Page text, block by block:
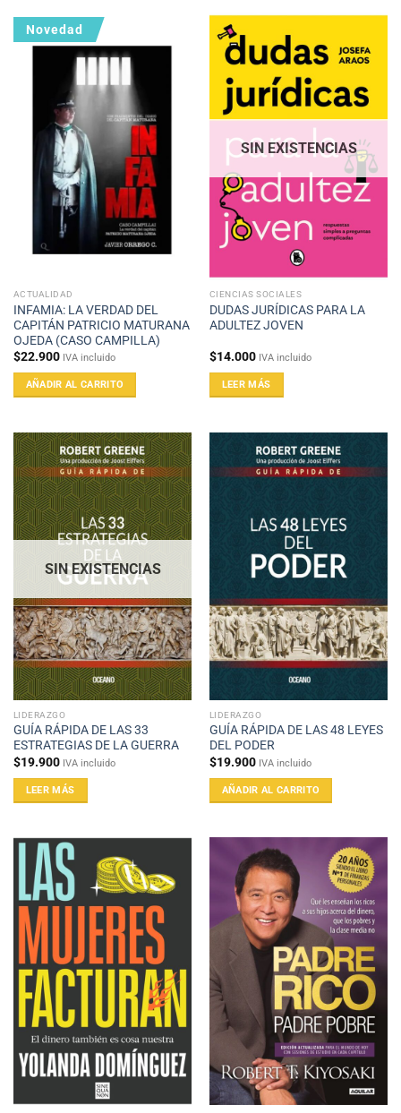
Novedad
ACTUALIDAD
INFAMIA: LA VERDAD DEL
CAPITÁN PATRICIO MATURANA
OJEDA (CASO CAMPILLA)
$22.900 IVA incluido
AÑADIR AL CARRITO
SIN EXISTENCIAS
CIENCIAS SOCIALES
DUDAS JURÍDICAS PARA LA
ADULTEZ JOVEN
$14.000 IVA incluido
LEER MÁS
SIN EXISTENCIAS
LIDERAZGO
GUÍA RÁPIDA DE LAS 33
ESTRATEGIAS DE LA GUERRA
$19.900 IVA incluido
LEER MÁS
LIDERAZGO
GUÍA RÁPIDA DE LAS 48 LEYES
DEL PODER
$19.900 IVA incluido
AÑADIR AL CARRITO